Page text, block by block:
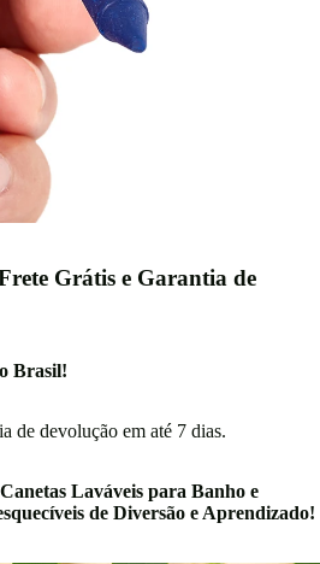
Grátis e Garantia de
Brasil!
de devolução em até 7 dias.
Laváveis para Banho e
de Diversão e Aprendizado!